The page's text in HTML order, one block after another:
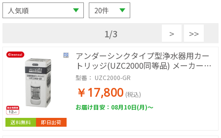
1/3 > >>
送料無料 即日出荷
アンダーシンクタイプ型浄水器用カー
トリッジ(UZC2000同等品) メーカー正
規品
型番： UZC2000-GR
￥17,800 (税込)
お届け目安：08月10日(月)～